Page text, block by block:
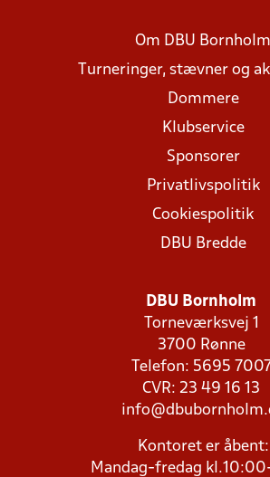
Om DBU Bornholm
Turneringer, stævner og
Dommere
Klubservice
Sponsorer
Privatlivspolitik
Cookiespolitik
DBU Bredde
DBU Bornholm
Torneværksvej 1
3700 Rønne
Telefon: 5695 7007
CVR: 23 49 16 13
Kontoret er åbent:
Mandag-fredag